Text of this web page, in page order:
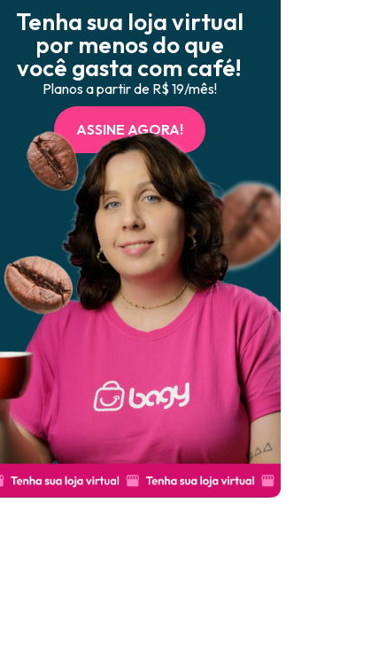
Tenha sua loja virtual
por menos do que
você gasta com café!
Planos a partir de R$ 19/mês!
ASSINE AGORA!